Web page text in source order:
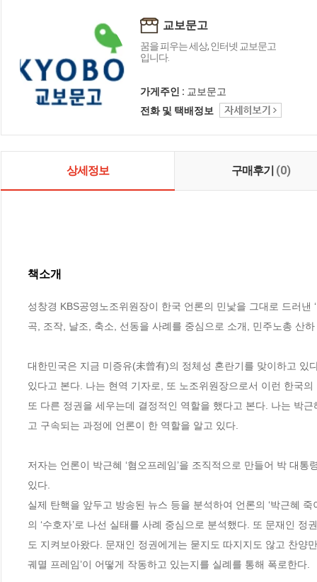
교보문고
꿈을 피우는 세상, 인터넷 교보문고
입니다.
가게주인 : 교보문고
전화 및 택배정보
상세정보 구매후기 (0)
책소개
성창경 KBS공영노조위원장이 한국 언론의 민낯을 그대로 드러
곡, 조작, 날조, 축소, 선동을 사례를 중심으로 소개, 민주노총 산
대한민국은 지금 미증유(未曾有)의 정체성 혼란기를 맞이하고
있다고 본다. 나는 현역 기자로, 또 노조위원장으로서 이런 한국
또 다른 정권을 세우는데 결정적인 역할을 했다고 본다. 나는 박
고 구속되는 과정에 언론이 한 역할을 알고 있다.
저자는 언론이 박근혜 ‘혐오프레임’을 조직적으로 만들어 박 대
있다.
실제 탄핵을 앞두고 방송된 뉴스 등을 분석하여 언론의 ‘박근혜
의 ‘수호자’로 나선 실태를 사례 중심으로 분석했다. 또 문재인
도 지켜보아왔다. 문재인 정권에게는 묻지도 따지지도 않고 찬양만
궤멸 프레임’이 어떻게 작동하고 있는지를 실례를 통해 폭로한다.